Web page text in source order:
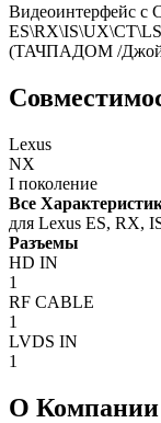
Видеоинтерфейс с
(ТАЧПАДОМ /
Lexus
NX
I поколение
Все
для Lexus ES, RX,
Разъемы
HD IN
1
RF CABLE
1
LVDS IN
1
О